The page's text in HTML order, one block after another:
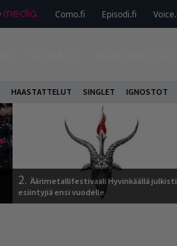
Como.fi Episodi.fi
HAASTATTELUT SINGLET IGNOSTOT
2. Äärimetallifestivaali Hyvinkäällä julkisti
esiintyjiä ensi vuodelle